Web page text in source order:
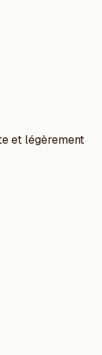
et légèrement